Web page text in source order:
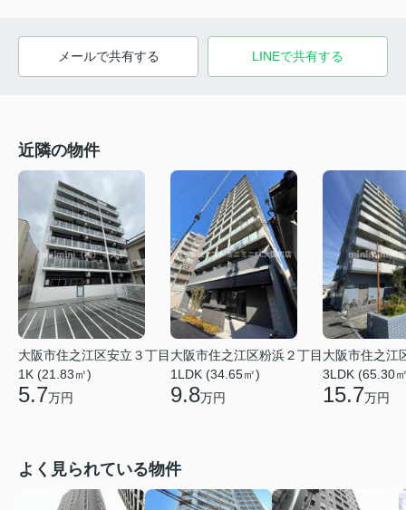
メールで共有する LINEで共有する
近隣の物件
大阪市住之江区安立３丁目
1K (21.83㎡)
5.7万円
大阪市住之江区粉浜２丁目
1LDK (34.65㎡)
9.8万円
大阪市住之江
3LDK (65.30
15.7万円
よく見られている物件